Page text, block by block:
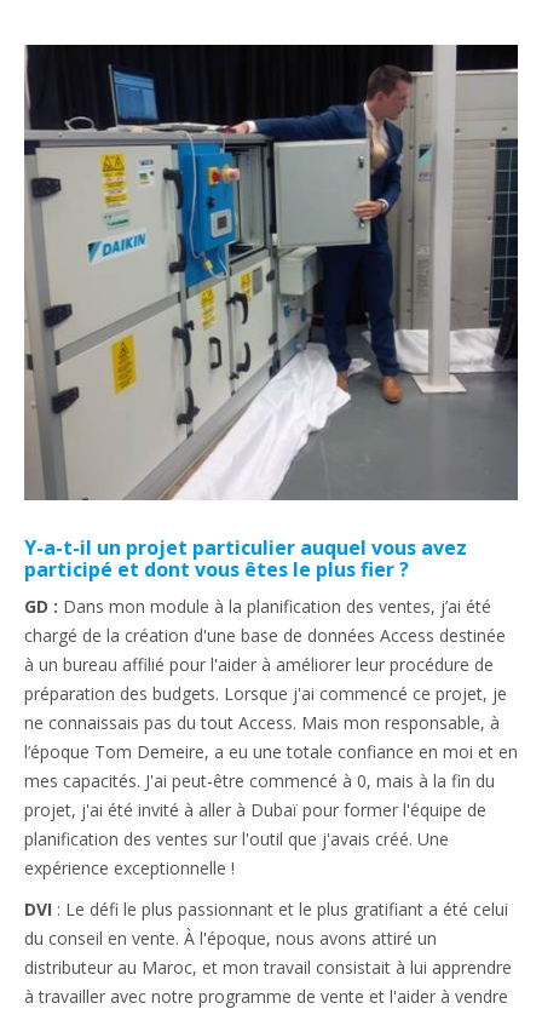
Y-a-t-il un projet particulier auquel vous avez
participé et dont vous êtes le plus fier ?
GD : Dans mon module à la planification des ventes, j’ai été
chargé de la création d'une base de données Access destinée
à un bureau affilié pour l'aider à améliorer leur procédure de
préparation des budgets. Lorsque j'ai commencé ce projet, je
ne connaissais pas du tout Access. Mais mon responsable, à
l’époque Tom Demeire, a eu une totale confiance en moi et en
mes capacités. J'ai peut-être commencé à 0, mais à la fin du
projet, j'ai été invité à aller à Dubaï pour former l'équipe de
planification des ventes sur l'outil que j'avais créé. Une
expérience exceptionnelle !
DVI : Le défi le plus passionnant et le plus gratifiant a été celui
du conseil en vente. À l'époque, nous avons attiré un
distributeur au Maroc, et mon travail consistait à lui apprendre
à travailler avec notre programme de vente et l'aider à vendre